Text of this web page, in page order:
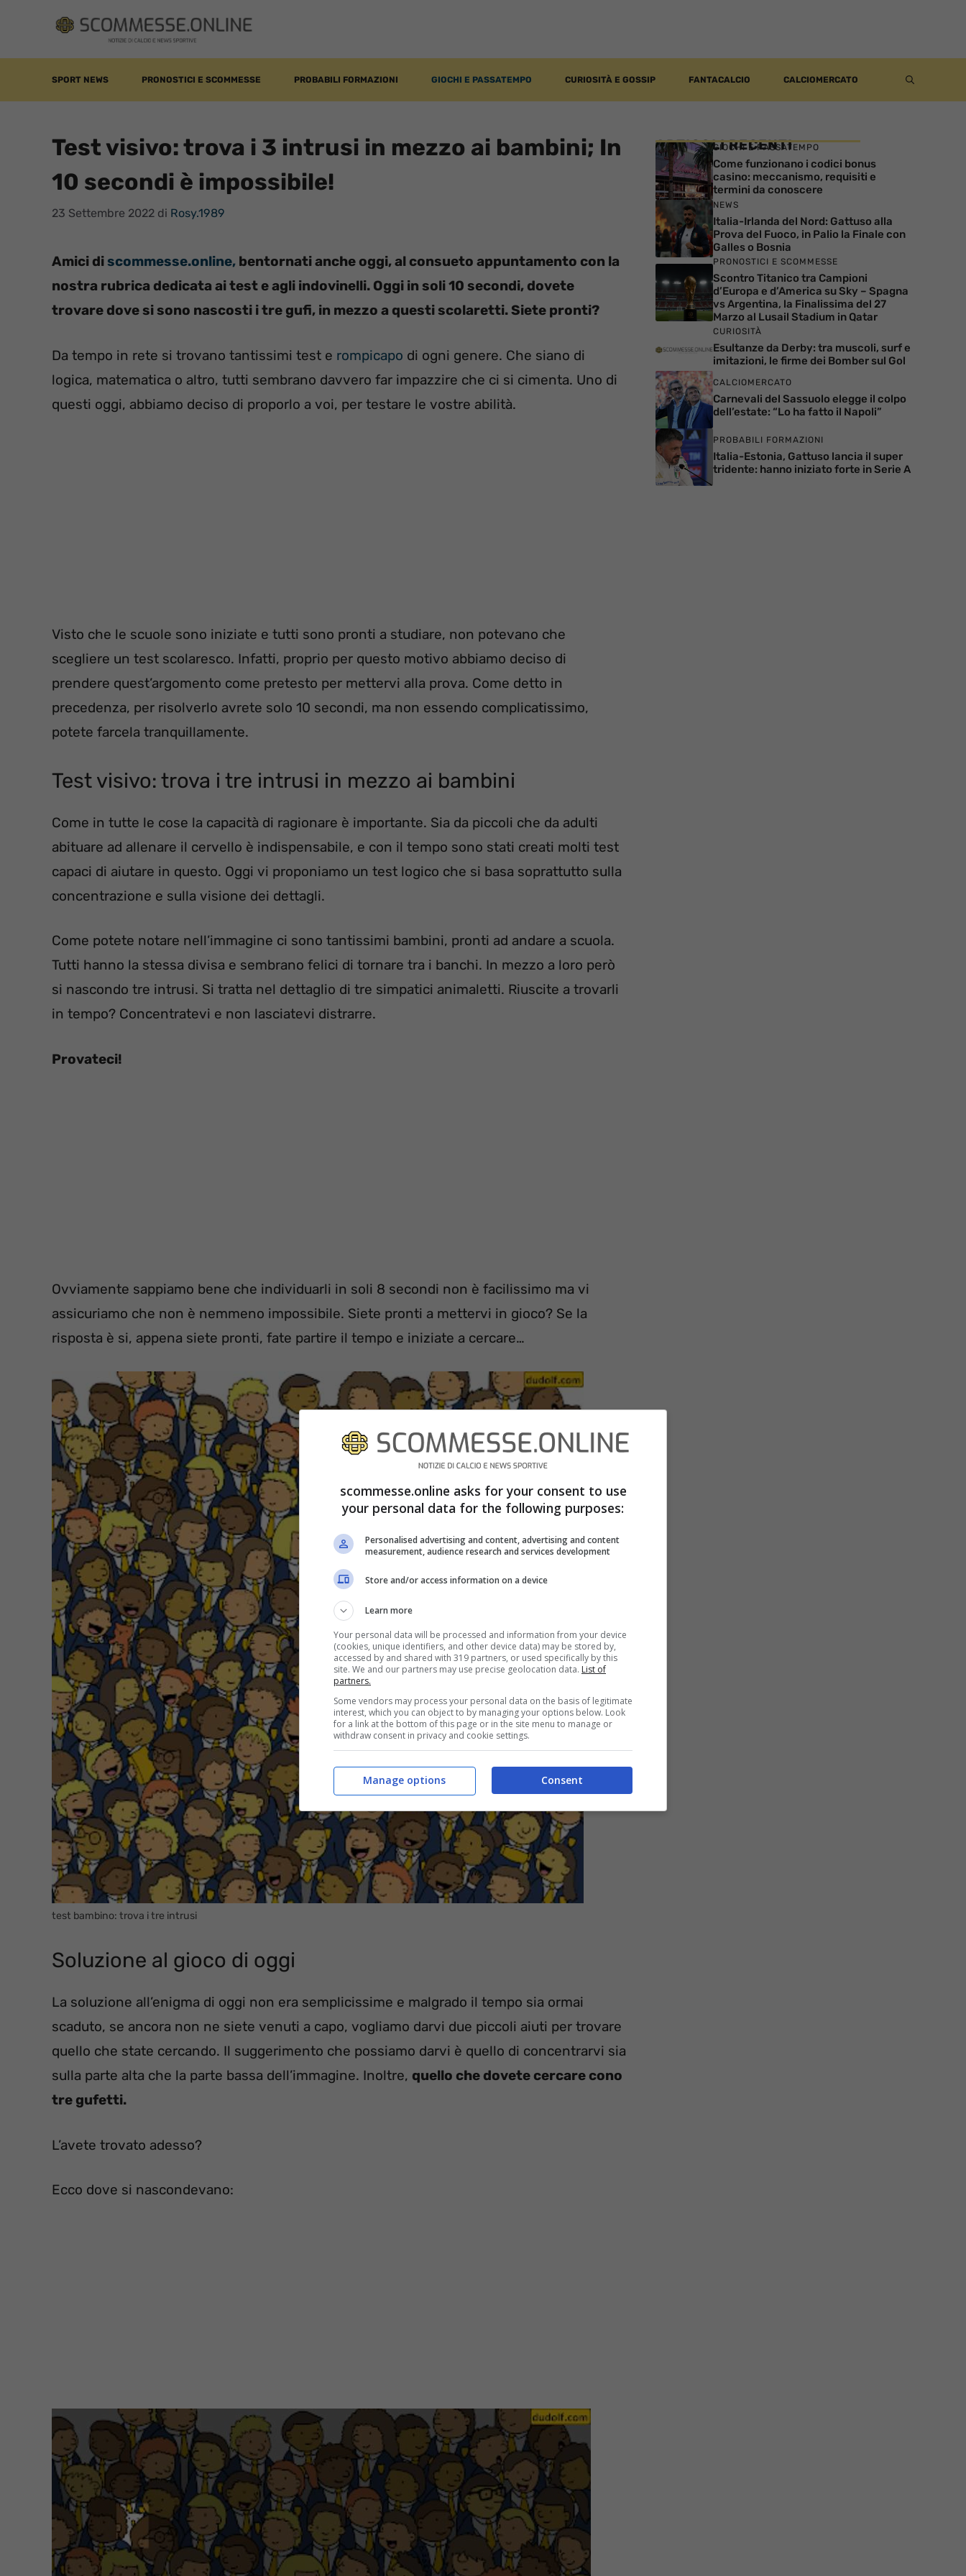
contenuto
SPORT NEWS PRONOSTICI E SCOMMESSE PROBABILI FORMAZIONI GIOCHI E PASSATEMPO CURIOSITÀ E GOSSIP FANTACALCIO CALCIOMERCATO
Test visivo: trova i 3 intrusi in mezzo ai bambini; In
10 secondi è impossibile!
23 Settembre 2022 di Rosy.1989
Amici discommesse.online, bentornati anche oggi, al consueto appuntamento con la
nostra rubrica dedicata ai test e agli indovinelli. Oggi in soli 10 secondi, dovete
trovare dove si sono nascosti i tre gufi, in mezzo a questi scolaretti. Siete pronti?
Da tempo in rete si trovano tantissimi test e rompicapo di ogni genere. Che siano di
logica, matematica o altro, tutti sembrano davvero far impazzire che ci si cimenta. Uno di
questi oggi, abbiamo deciso di proporlo a voi, per testare le vostre abilità.
Visto che le scuole sono iniziate e tutti sono pronti a studiare, non potevano che
scegliere un test scolaresco. Infatti, proprio per questo motivo abbiamo deciso di
prendere quest’argomento come pretesto per mettervi alla prova. Come detto in
precedenza, per risolverlo avrete solo 10 secondi, ma non essendo complicatissimo,
potete farcela tranquillamente.
Test visivo: trova i tre intrusi in mezzo ai bambini
Come in tutte le cose la capacità di ragionare è importante. Sia da piccoli che da adulti
abituare ad allenare il cervello è indispensabile, e con il tempo sono stati creati molti test
capaci di aiutare in questo. Oggi vi proponiamo un test logico che si basa soprattutto sulla
concentrazione e sulla visione dei dettagli.
Come potete notare nell’immagine ci sono tantissimi bambini, pronti ad andare a scuola.
Tutti hanno la stessa divisa e sembrano felici di tornare tra i banchi. In mezzo a loro però
si nascondo tre intrusi. Si tratta nel dettaglio di tre simpatici animaletti. Riuscite a trovarli
in tempo? Concentratevi e non lasciatevi distrarre.
Provateci!
Ovviamente sappiamo bene che individuarli in soli 8 secondi non è facilissimo ma vi
assicuriamo che non è nemmeno impossibile. Siete pronti a mettervi in gioco? Se la
risposta è si, appena siete pronti, fate partire il tempo e iniziate a cercare…
test bambino: trova i tre intrusi
Soluzione al gioco di oggi
La soluzione all’enigma di oggi non era semplicissime e malgrado il tempo sia ormai
scaduto, se ancora non ne siete venuti a capo, vogliamo darvi due piccoli aiuti per trovare
quello che state cercando. Il suggerimento che possiamo darvi è quello di concentrarvi sia
sulla parte alta che la parte bassa dell’immagine. Inoltre, quello che dovete cercare cono
tre gufetti.
L’avete trovato adesso?
Ecco dove si nascondevano:
ARTICOLI RECENTI
GIOCHI E PASSATEMPO
Come funzionano i codici bonus
casino: meccanismo, requisiti e
termini da conoscere
NEWS
Italia-Irlanda del Nord: Gattuso alla
Prova del Fuoco, in Palio la Finale con
Galles o Bosnia
PRONOSTICI E SCOMMESSE
Scontro Titanico tra Campioni
d’Europa e d’America su Sky – Spagna
vs Argentina, la Finalissima del 27
Marzo al Lusail Stadium in Qatar
CURIOSITÀ
Esultanze da Derby: tra muscoli, surf e
imitazioni, le firme dei Bomber sul Gol
CALCIOMERCATO
Carnevali del Sassuolo elegge il colpo
dell’estate: “Lo ha fatto il Napoli”
PROBABILI FORMAZIONI
Italia-Estonia, Gattuso lancia il super
tridente: hanno iniziato forte in Serie A
scommesse.online asks for your consent to use
your personal data for the following purposes:
Personalised advertising and content, advertising and content
measurement, audience research and services development
Store and/or access information on a device
Learn more
Your personal data will be processed and information from your device
(cookies, unique identifiers, and other device data) may be stored by,
accessed by and shared with 319 partners, or used specifically by this
site. We and our partners may use precise geolocation data. List of
partners.
Some vendors may process your personal data on the basis of legitimate
interest, which you can object to by managing your options below. Look
for a link at the bottom of this page or in the site menu to manage or
withdraw consent in privacy and cookie settings.
Consent
Manage options